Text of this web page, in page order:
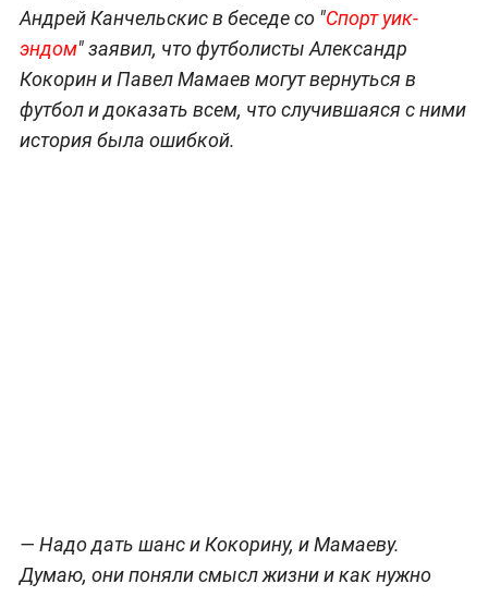
Андрей Канчельскис в беседе со "Спорт уик-
эндом" заявил, что футболисты Александр
Кокорин и Павел Мамаев могут вернуться в
футбол и доказать всем, что случившаяся с ними
история была ошибкой.
— Надо дать шанс и Кокорину, и Мамаеву.
Думаю, они поняли смысл жизни и как нужно